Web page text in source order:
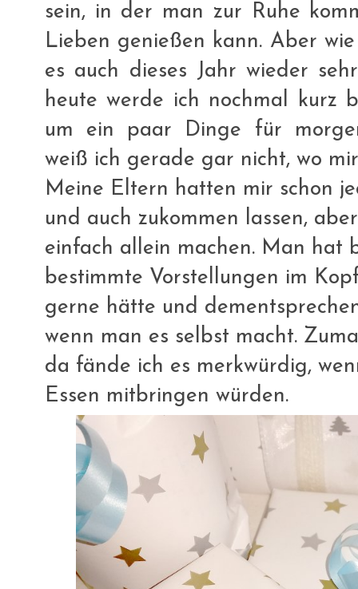
sein, in der man zur Ruhe
Lieben genießen kann. Aber
es auch dieses Jahr wieder
heute werde ich nochmal kurz
um ein paar Dinge für
weiß ich gerade gar nicht, wo
Meine Eltern hatten mir schon
und auch zukommen lassen,
einfach allein machen. Man hat
bestimmte Vorstellungen im
gerne hätte und
wenn man es selbst macht.
da fände ich es merkwürdig,
Essen mitbringen würden.